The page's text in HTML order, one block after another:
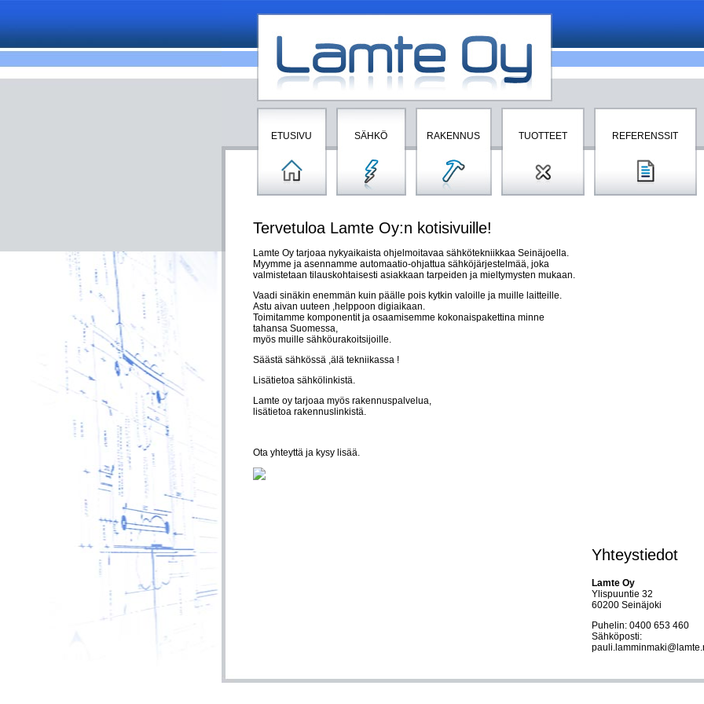
ETUSIVU SÄHKÖ RAKENNUS TUOTTEET REFERENSSIT
Yhteystiedot
Lamte Oy
Ylispuuntie 32
60200 Seinäjoki
Puhelin: 0400 653 460
Sähköposti:
Tervetuloa Lamte Oy:n kotisivuille!
Lamte Oy tarjoaa nykyaikaista ohjelmoitavaa sähkötekniikkaa Seinäjoella.
Myymme ja asennamme automaatio-ohjattua sähköjärjestelmää, joka
valmistetaan tilauskohtaisesti asiakkaan tarpeiden ja mieltymysten mukaan.
Vaadi sinäkin enemmän kuin päälle pois kytkin valoille ja muille laitteille.
Astu aivan uuteen ,helppoon digiaikaan.
Toimitamme komponentit ja osaamisemme kokonaispakettina minne
tahansa Suomessa,
myös muille sähköurakoitsijoille.
Säästä sähkössä ,älä tekniikassa !
Lisätietoa sähkölinkistä.
Lamte oy tarjoaa myös rakennuspalvelua,
lisätietoa rakennuslinkistä.
Ota yhteyttä ja kysy lisää.